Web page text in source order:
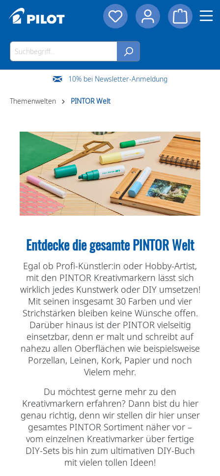
10% bei Newsletter-Anmeldung
Themenwelten PINTOR Welt
Entdecke die gesamte PINTOR Welt
Egal ob Profi-Künstler:in oder Hobby-Artist,
mit den PINTOR Kreativmarkern lässt sich
wirklich jedes Kunstwerk oder DIY umsetzen!
Mit seinen insgesamt 30 Farben und vier
Strichstärken bleiben keine Wünsche offen.
Darüber hinaus ist der PINTOR vielseitig
einsetzbar, denn er malt und schreibt auf
nahezu allen Oberflächen wie beispielsweise
Porzellan, Leinen, Kork, Papier und noch
Vielem mehr.
Du möchtest gerne mehr zu den
Kreativmarkern erfahren? Dann bist du hier
genau richtig, denn wir stellen dir hier unser
gesamtes PINTOR Sortiment näher vor –
vom einzelnen Kreativmarker über fertige
DIY-Sets bis hin zum ultimativen DIY-Buch
mit vielen tollen Ideen!